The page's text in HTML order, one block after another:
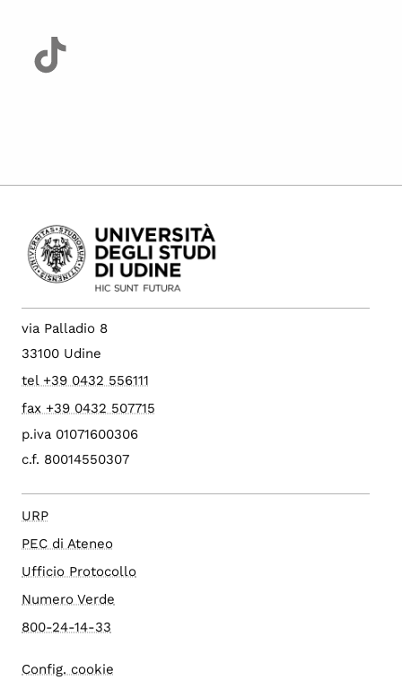
via Palladio 8
33100 Udine
tel +39 0432 556111
fax +39 0432 507715
p.iva 01071600306
c.f. 80014550307
URP
PEC di Ateneo
Ufficio Protocollo
Numero Verde
800-24-14-33
Config. cookie